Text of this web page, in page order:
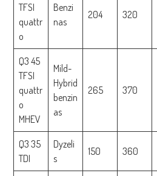
TFSI
quattr
o
Benzi
nas
204 320
Q3 45
TFSI
quattr
o
MHEV
Mild-
Hybrid
benzin
as
265 370
Q3 35
TDI
Dyzeli
s
150 360